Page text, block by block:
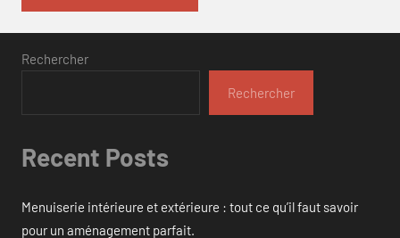
Rechercher
Rechercher
Recent Posts
Menuiserie intérieure et extérieure : tout ce qu’il faut savoir
pour un aménagement parfait.